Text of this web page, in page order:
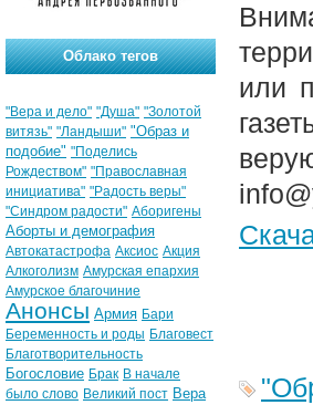
или
Облако тегов
"Вера и дело" "Душа" "Золотой
витязь" "Ландыши" "Образ и
подобие" "Поделись
Рождеством" "Православная
инициатива" "Радость веры"
"Синдром радости" Аборигены
Аборты и демография
Автокатастрофа Аксиос Акция
Алкоголизм Амурская епархия
Амурское благочиние
Анонсы Армия Бари
Беременность и роды Благовест
Благотворительность
Богословие Брак В начале
было слово Великий пост Вера